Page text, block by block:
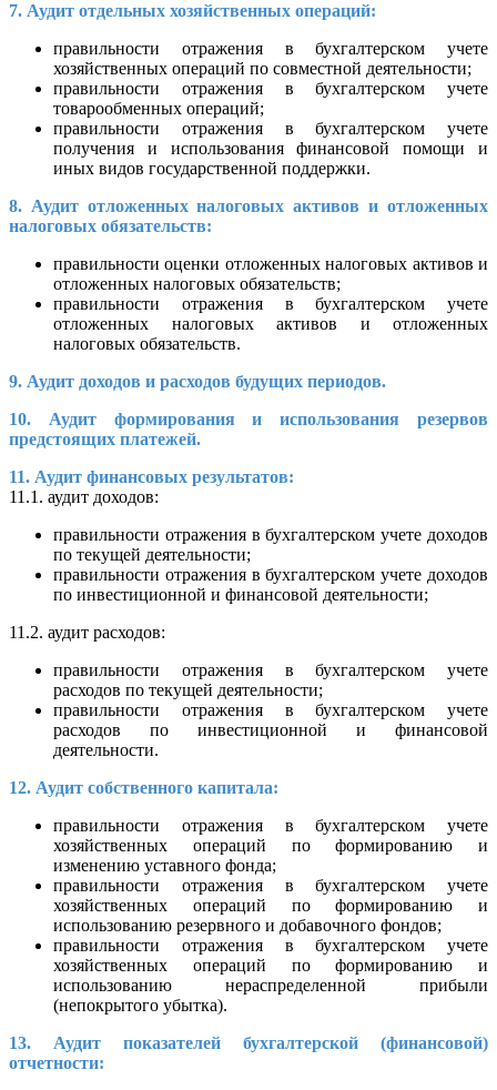
7. Аудит отдельных хозяйственных операций:
правильности отражения в бухгалтерском учете
хозяйственных операций по совместной деятельности;
правильности отражения в бухгалтерском учете
товарообменных операций;
правильности отражения в бухгалтерском учете
получения и использования финансовой помощи и
иных видов государственной поддержки.
8. Аудит отложенных налоговых активов и отложенных
налоговых обязательств:
правильности оценки отложенных налоговых активов и
отложенных налоговых обязательств;
правильности отражения в бухгалтерском учете
отложенных налоговых активов и отложенных
налоговых обязательств.
9. Аудит доходов и расходов будущих периодов.
10. Аудит формирования и использования резервов
предстоящих платежей.
11. Аудит финансовых результатов:
11.1. аудит доходов:
правильности отражения в бухгалтерском учете доходов
по текущей деятельности;
правильности отражения в бухгалтерском учете доходов
по инвестиционной и финансовой деятельности;
11.2. аудит расходов:
правильности отражения в бухгалтерском учете
расходов по текущей деятельности;
правильности отражения в бухгалтерском учете
расходов по инвестиционной и финансовой
деятельности.
12. Аудит собственного капитала:
правильности отражения в бухгалтерском учете
хозяйственных операций по формированию и
изменению уставного фонда;
правильности отражения в бухгалтерском учете
хозяйственных операций по формированию и
использованию резервного и добавочного фондов;
правильности отражения в бухгалтерском учете
хозяйственных операций по формированию и
использованию нераспределенной прибыли
(непокрытого убытка).
13. Аудит показателей бухгалтерской (финансовой)
отчетности: